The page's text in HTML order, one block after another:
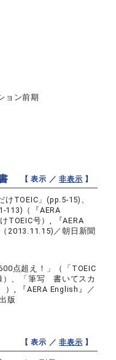
ョン前期
【 表示 ／非表示 】
TOEIC」(pp.5-15)、
113)（『AERA
TOEIC号）, 『AERA
2013.11.15)／朝日新聞
点超え！」（「TOEIC
）、「筆写 書いてスカ
）, 『AERA English』／
版
【 表示 ／非表示 】